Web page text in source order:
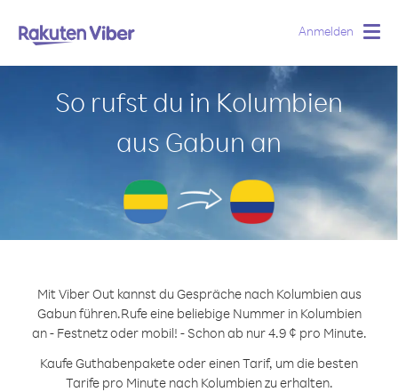
Anmelden
So rufst du in Kolumbien
aus Gabun an
Mit Viber Out kannst du Gespräche nach Kolumbien aus
Gabun führen.Rufe eine beliebige Nummer in Kolumbien
an - Festnetz oder mobil! - Schon ab nur 4.9 ¢ pro Minute.
Kaufe Guthabenpakete oder einen Tarif, um die besten
Tarife pro Minute nach Kolumbien zu erhalten.